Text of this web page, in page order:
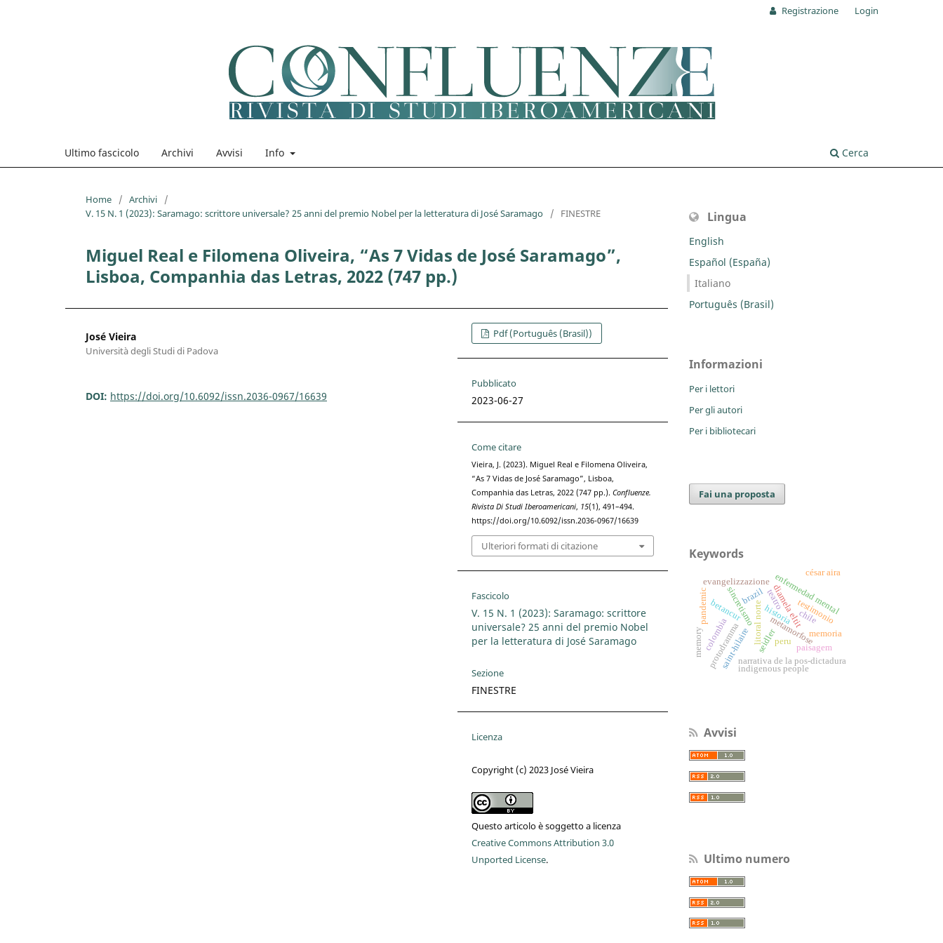
Ultimo fascicolo Archivi Avvisi Info Cerca
Registrazione Login
Home / Archivi
/
V. 15 N. 1 (2023): Saramago: scrittore universale? 25 anni del premio Nobel per la letteratura di José Saramago
/ FINESTRE
Miguel Real e Filomena Oliveira, “As 7 Vidas de José Saramago”,
Lisboa, Companhia das Letras, 2022 (747 pp.)
José Vieira
Università degli Studi di Padova
DOI: https://doi.org/10.6092/issn.2036-0967/16639
Pdf (Português (Brasil))
Pubblicato
2023-06-27
Come citare
Vieira, J. (2023). Miguel Real e Filomena Oliveira,
“As 7 Vidas de José Saramago”, Lisboa,
Companhia das Letras, 2022 (747 pp.).Confluenze.
Rivista Di Studi Iberoamericani, 15(1), 491–494.
https://doi.org/10.6092/issn.2036-0967/16639
Ulteriori formati di citazione
Fascicolo
V. 15 N. 1 (2023): Saramago: scrittore
universale? 25 anni del premio Nobel
per la letteratura di José Saramago
Sezione
FINESTRE
Licenza
Copyright (c) 2023 José Vieira
Questo articolo è soggetto a licenza
Creative Commons Attribution 3.0
Unported License.
Lingua
English
Español (España)
Italiano
Português (Brasil)
Informazioni
Per i lettori
Per gli autori
Per i bibliotecari
Fai una proposta
Keywords
metamorfose
paisagem
saint-hilaireseidler
litoral norte testimonio
diamela eltit
narrativa de la pos-dictadura
chile
enfermedad mental
teatro
evangelizzazione
sincretismo
protodramma
betancur
colombia
pandemic
indigenous people
césar aira
peru
memory
historia
memoria
brazil
Avvisi
Ultimo numero